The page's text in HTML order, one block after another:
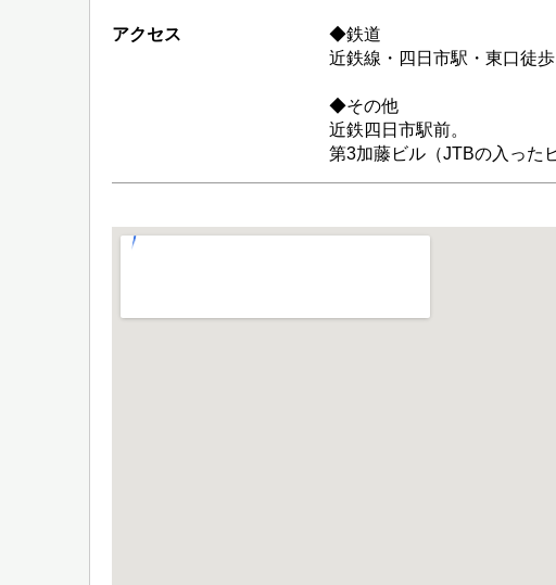
アクセス
◆鉄道
近鉄線・四日市駅・東口徒
◆その他
近鉄四日市駅前。
第3加藤ビル（JTBの入った